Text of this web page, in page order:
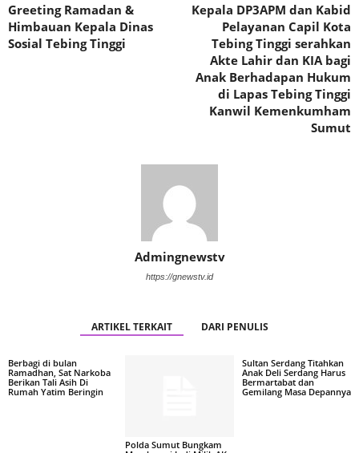
Greeting Ramadan &
Himbauan Kepala Dinas
Sosial Tebing Tinggi
Kepala DP3APM dan Kabid
Pelayanan Capil Kota
Tebing Tinggi serahkan
Akte Lahir dan KIA bagi
Anak Berhadapan Hukum
di Lapas Tebing Tinggi
Kanwil Kemenkumham
Sumut
Admingnewstv
https://gnewstv.id
ARTIKEL TERKAIT DARI PENULIS
Berbagi di bulan
Ramadhan, Sat Narkoba
Berikan Tali Asih Di
Rumah Yatim Beringin
Polda Sumut Bungkam
Sultan Serdang Titahkan
Anak Deli Serdang Harus
Bermartabat dan
Gemilang Masa Depannya